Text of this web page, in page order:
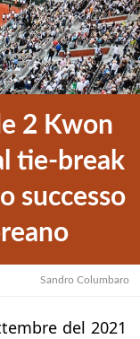
2 Kwon
tie-break
successo
Sandro Columbaro
del 2021